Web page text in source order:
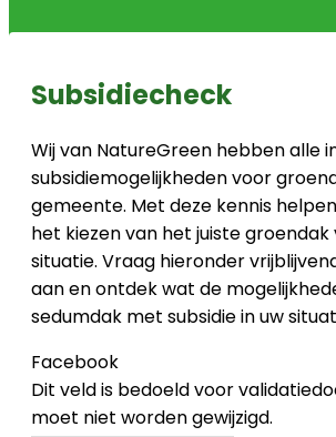
Subsidiecheck
Wij van NatureGreen hebben alle
subsidiemogelijkheden voor
gemeente. Met deze kennis
het kiezen van het juiste groendak
situatie. Vraag hieronder
aan en ontdek wat de
sedumdak met subsidie in uw
Facebook
Dit veld is bedoeld voor
moet niet worden gewijzigd.